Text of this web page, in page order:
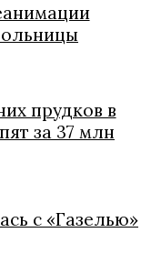
прудков в
за 37 млн
с «Газелью»